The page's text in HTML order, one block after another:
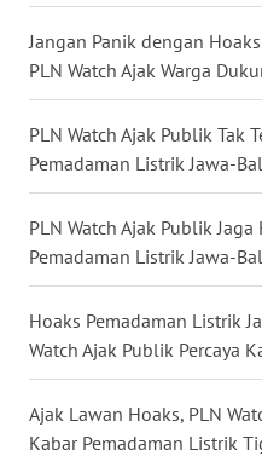
Jangan Panik dengan
PLN Watch Ajak Warga
PLN Watch Ajak Publik Tak
Pemadaman Listrik Jawa-
PLN Watch Ajak Publik
Pemadaman Listrik Jawa-
Hoaks Pemadaman Listrik
Watch Ajak Publik Percaya
Ajak Lawan Hoaks, PLN
Kabar Pemadaman Listrik
WN
KALTIM
WN
SULSEL
WN
GORONTALO
WN
SULUT
WN
MALUKU